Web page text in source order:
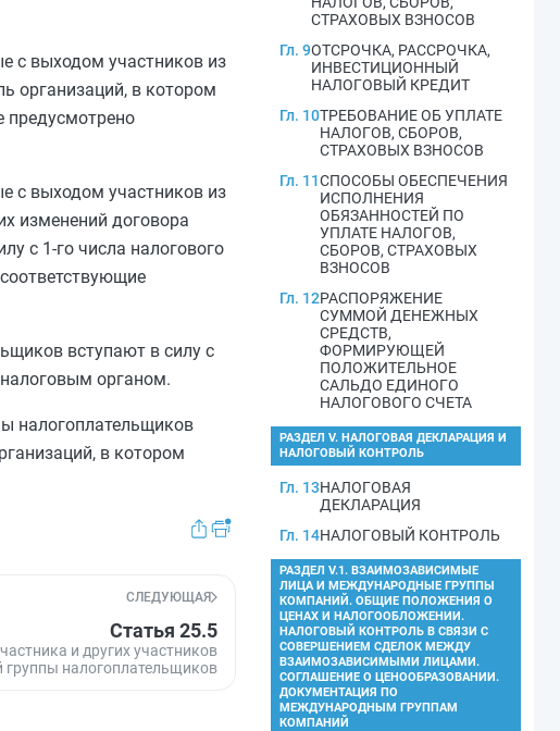
с выходом участников из
организаций, в котором
предусмотрено
с выходом участников из
изменений договора
с 1-го числа налогового
вступают в силу с
органом.
налогоплательщиков
в котором
СЛЕДУЮЩАЯ
Статья 25.5
и других участников
группы налогоплательщиков
СТРАХОВЫХ ВЗНОСОВ
Гл. 9ОТСРОЧКА, РАССРОЧКА,
ИНВЕСТИЦИОННЫЙ
НАЛОГОВЫЙ КРЕДИТ
Гл. 10ТРЕБОВАНИЕ ОБ УПЛАТЕ
НАЛОГОВ, СБОРОВ,
СТРАХОВЫХ ВЗНОСОВ
Гл. 11СПОСОБЫ ОБЕСПЕЧЕНИЯ
ИСПОЛНЕНИЯ
ОБЯЗАННОСТЕЙ ПО
УПЛАТЕ НАЛОГОВ,
СБОРОВ, СТРАХОВЫХ
ВЗНОСОВ
Гл. 12РАСПОРЯЖЕНИЕ
СУММОЙ ДЕНЕЖНЫХ
СРЕДСТВ,
ФОРМИРУЮЩЕЙ
ПОЛОЖИТЕЛЬНОЕ
САЛЬДО ЕДИНОГО
НАЛОГОВОГО СЧЕТА
РАЗДЕЛ V. НАЛОГОВАЯ ДЕКЛАРАЦИЯ И
НАЛОГОВЫЙ КОНТРОЛЬ
Гл. 13НАЛОГОВАЯ
ДЕКЛАРАЦИЯ
Гл. 14НАЛОГОВЫЙ КОНТРОЛЬ
РАЗДЕЛ V.1. ВЗАИМОЗАВИСИМЫЕ
ЛИЦА И МЕЖДУНАРОДНЫЕ ГРУППЫ
КОМПАНИЙ. ОБЩИЕ ПОЛОЖЕНИЯ О
ЦЕНАХ И НАЛОГООБЛОЖЕНИИ.
НАЛОГОВЫЙ КОНТРОЛЬ В СВЯЗИ С
СОВЕРШЕНИЕМ СДЕЛОК МЕЖДУ
ВЗАИМОЗАВИСИМЫМИ ЛИЦАМИ.
СОГЛАШЕНИЕ О ЦЕНООБРАЗОВАНИИ.
ДОКУМЕНТАЦИЯ ПО
МЕЖДУНАРОДНЫМ ГРУППАМ
КОМПАНИЙ